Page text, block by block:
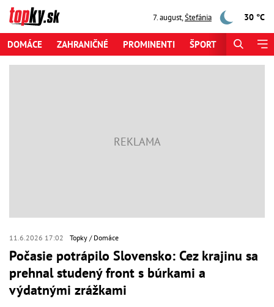
7. august,Štefánia 30 °C
DOMÁCE ZAHRANIČNÉ PROMINENTI ŠPORT
11.6.2026 17:02 Topky Domáce
Počasie potrápilo Slovensko: Cez krajinu sa
prehnal studený front s búrkami a
výdatnými zrážkami